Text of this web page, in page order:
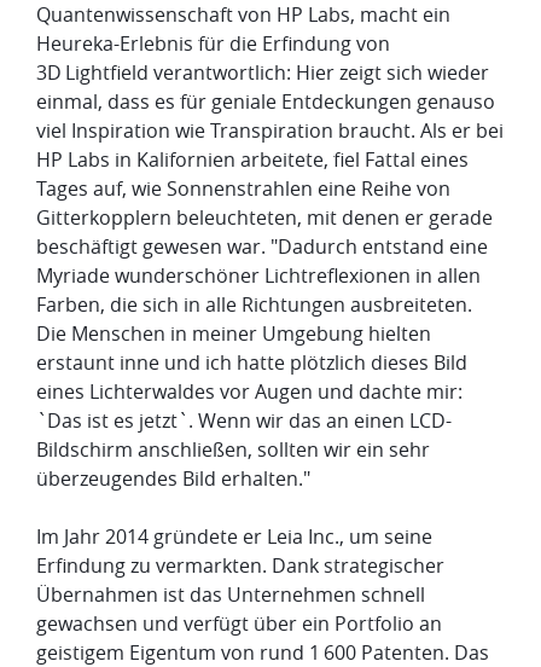
Quantenwissenschaft von HP Labs, macht ein
Heureka-Erlebnis für die Erfindung von
3D Lightfield verantwortlich: Hier zeigt sich wieder
einmal, dass es für geniale Entdeckungen genauso
viel Inspiration wie Transpiration braucht. Als er bei
HP Labs in Kalifornien arbeitete, fiel Fattal eines
Tages auf, wie Sonnenstrahlen eine Reihe von
Gitterkopplern beleuchteten, mit denen er gerade
beschäftigt gewesen war. "Dadurch entstand eine
Myriade wunderschöner Lichtreflexionen in allen
Farben, die sich in alle Richtungen ausbreiteten.
Die Menschen in meiner Umgebung hielten
erstaunt inne und ich hatte plötzlich dieses Bild
eines Lichterwaldes vor Augen und dachte mir:
`Das ist es jetzt`. Wenn wir das an einen LCD-
Bildschirm anschließen, sollten wir ein sehr
überzeugendes Bild erhalten."
Im Jahr 2014 gründete er Leia Inc., um seine
Erfindung zu vermarkten. Dank strategischer
Übernahmen ist das Unternehmen schnell
gewachsen und verfügt über ein Portfolio an
geistigem Eigentum von rund 1 600 Patenten. Das